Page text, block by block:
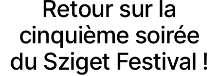
Retour sur la
cinquième soirée
du Sziget Festival !